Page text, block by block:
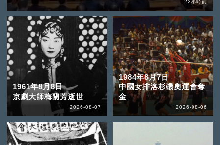
22小時前
1961年8月8日
京劇大師梅蘭芳逝世
2026-08-07
1984年8月7日
中國女排洛杉磯奧運會奪
金
2026-08-06